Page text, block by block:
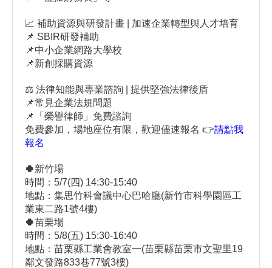
📈 補助資源與研發計畫 | 加速企業轉型與人才培育
📌 SBIR研發補助
📌中小企業網路大學校
📌新創採購資源
⚖️ 法律知能與專業諮詢 | 提供堅強法律後盾
📌常見企業法規問題
📌「榮譽律師」免費諮詢
免費參加，場地座位有限，歡迎儘速報名 👉請點我
報名
🍀新竹場
時間：5/7(四) 14:30-15:40
地點：集思竹科會議中心巴哈廳(新竹市科學園區工
業東二路1號4樓)
🍀苗栗場
時間：5/8(五) 15:30-16:40
地點：苗栗縣工業會教室一(苗栗縣苗栗市文聖里19
鄰文發路833巷77號3樓)